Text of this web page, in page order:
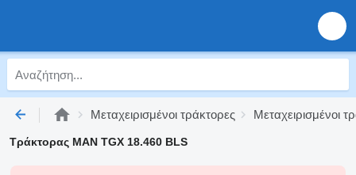
Μεταχειρισμένοι τράκτορες Μεταχειρισμένοι
Τράκτορας MAN TGX 18.460 BLS